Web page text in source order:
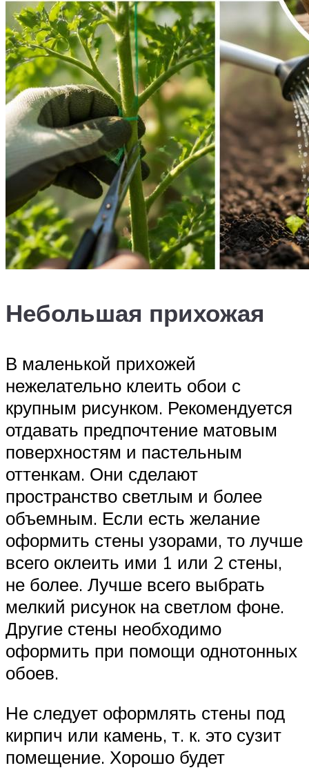
Небольшая прихожая
В маленькой прихожей
нежелательно клеить обои с
крупным рисунком. Рекомендуется
отдавать предпочтение матовым
поверхностям и пастельным
оттенкам. Они сделают
пространство светлым и более
объемным. Если есть желание
оформить стены узорами, то лучше
всего оклеить ими 1 или 2 стены,
не более. Лучше всего выбрать
мелкий рисунок на светлом фоне.
Другие стены необходимо
оформить при помощи однотонных
обоев.
Не следует оформлять стены под
кирпич или камень, т. к. это сузит
помещение. Хорошо будет